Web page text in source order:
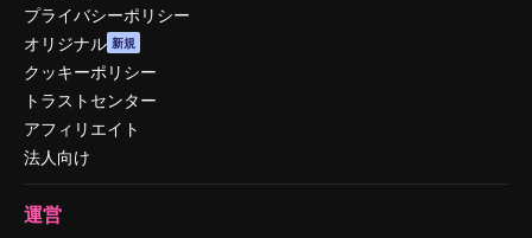
プライバシーポリシー
オリジナル 新規
クッキーポリシー
トラストセンター
アフィリエイト
法人向け
運営